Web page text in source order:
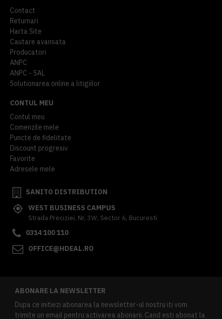
Contact
Returnari
Harta Site
Cautare avansata
Producatori
ANPC
ANPC - SAL
Solutionarea online a litigiilor
CONTUL MEU
Contul meu
Comenzile mele
Puncte de fidelitate
Discount progresiv
Favorite
Adresele mele
SANITO DISTRIBUTION
WEST BUSINESS CAMPUS
Strada Preciziei, Nr, 3W, Sector 6, Bucuresti
0314 100 110
OFFICE@HDEAL.RO
ABONARE LA NEWSLETTER
Dupa ce initiezi abonarea la newsletter-ul nostru iti vom
trimite un email pentru activarea abonarii. Cand esti abonat la